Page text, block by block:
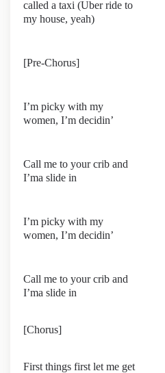
called a taxi (Uber ride to
my house, yeah)
[Pre-Chorus]
I’m picky with my
women, I’m decidin’
Call me to your crib and
I’ma slide in
I’m picky with my
women, I’m decidin’
Call me to your crib and
I’ma slide in
[Chorus]
First things first let me get